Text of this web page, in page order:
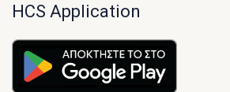
HCS Application